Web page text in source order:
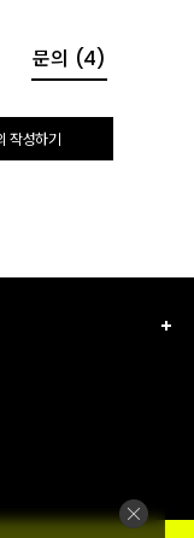
문의 (4)
작성하기